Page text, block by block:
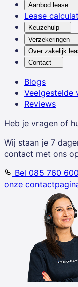
Aanbod lease
Lease
Keuzehulp
Verzekeringen
Over zakelijk
Contact
Blogs
Veelgestelde
Reviews
Heb je vragen of
Wij staan je 7
contact met ons
Bel 085 760
onze